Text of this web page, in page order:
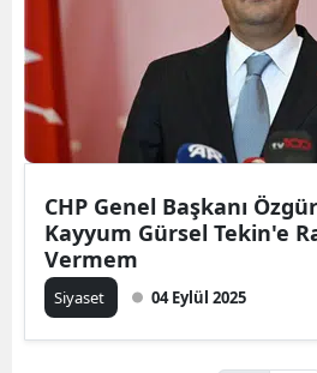
CHP Genel Başkanı
Kayyum Gürsel Tekin'e
Vermem
Siyaset 04 Eylül 2025